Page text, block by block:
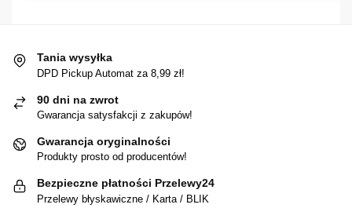
Tania wysyłka
DPD Pickup Automat za 8,99 zł!
90 dni na zwrot
Gwarancja satysfakcji z zakupów!
Gwarancja oryginalności
Produkty prosto od producentów!
Bezpieczne płatności Przelewy24
Przelewy błyskawiczne / Karta / BLIK